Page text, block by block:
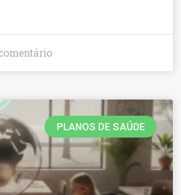
PLANOS DE SAÚDE